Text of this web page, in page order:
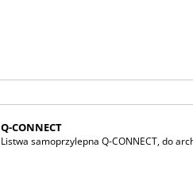
Q-CONNECT
Listwa samoprzylepna Q-CONNECT, do